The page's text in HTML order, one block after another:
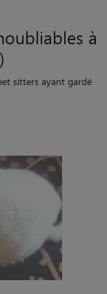
à
sitters ayant gardé